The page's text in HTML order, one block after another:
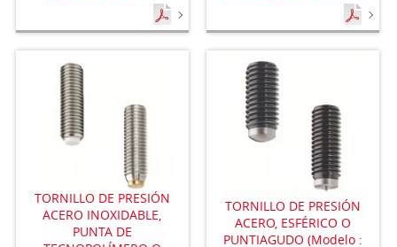
TORNILLO DE PRESIÓN
ACERO INOXIDABLE,
PUNTA DE
TORNILLO DE PRESIÓN
ACERO, ESFÉRICO O
PUNTIAGUDO (Modelo :